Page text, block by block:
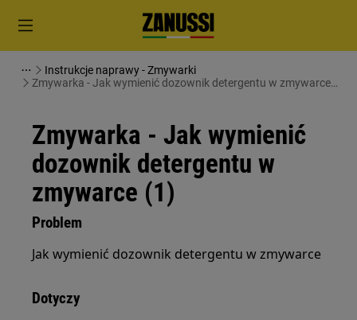
Instrukcje naprawy - Zmywarki
Zmywarka - Jak wymienić dozownik detergentu w zmywarce
Zmywarka - Jak wymienić
dozownik detergentu w
zmywarce (1)
Problem
Jak wymienić dozownik detergentu w zmywarce
Dotyczy